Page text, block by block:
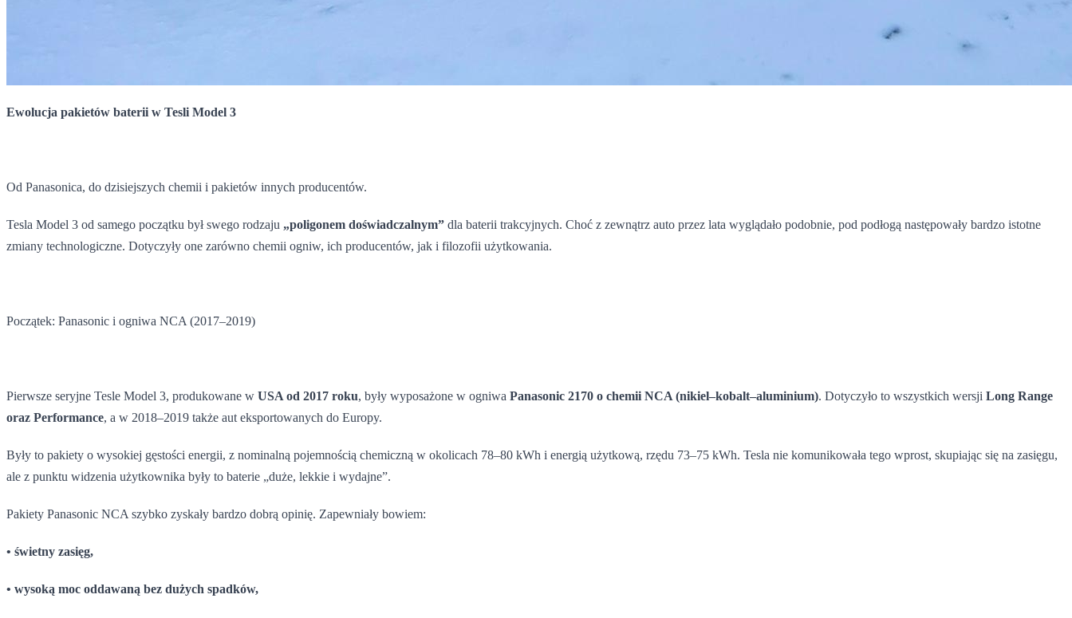
Ewolucja pakietów baterii w Tesli Model 3
Od Panasonica, do dzisiejszych chemii i pakietów innych producentów.
Tesla Model 3 od samego początku był swego rodzaju „poligonem doświadczalnym” dla baterii trakcyjnych. Choć z zewnątrz auto przez lata wyglądało podobnie, pod podłogą następowały bardzo istotne
zmiany technologiczne. Dotyczyły one zarówno chemii ogniw, ich producentów, jak i filozofii użytkowania.
Początek: Panasonic i ogniwa NCA (2017–2019)
Pierwsze seryjne Tesle Model 3, produkowane w USA od 2017 roku, były wyposażone w ogniwa Panasonic 2170 o chemii NCA (nikiel–kobalt–aluminium). Dotyczyło to wszystkich wersji Long Range
oraz Performance, a w 2018–2019 także aut eksportowanych do Europy.
Były to pakiety o wysokiej gęstości energii, z nominalną pojemnością chemiczną w okolicach 78–80 kWh i energią użytkową, rzędu 73–75 kWh. Tesla nie komunikowała tego wprost, skupiając się na zasięgu,
ale z punktu widzenia użytkownika były to baterie „duże, lekkie i wydajne”.
Pakiety Panasonic NCA szybko zyskały bardzo dobrą opinię. Zapewniały bowiem:
• świetny zasięg,
• wysoką moc oddawaną bez dużych spadków,